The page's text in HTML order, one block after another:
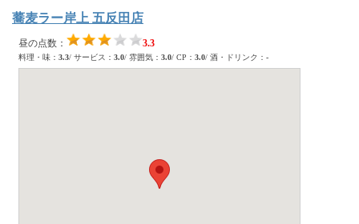
蕎麦ラー岸上 五反田店